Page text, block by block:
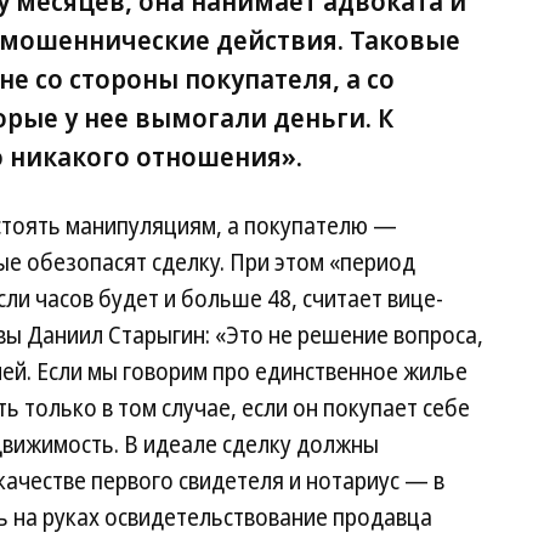
действия. Таковые
со стороны покупателя, а со
у нее вымогали деньги. К
отношения».
манипуляциям, а покупателю —
обезопасят сделку. При этом «период
часов будет и больше 48, считает вице-
Даниил Старыгин: «Это не решение вопроса,
Если мы говорим про единственное жилье
только в том случае, если он покупает себе
В идеале сделку должны
первого свидетеля и нотариус — в
руках освидетельствование продавца